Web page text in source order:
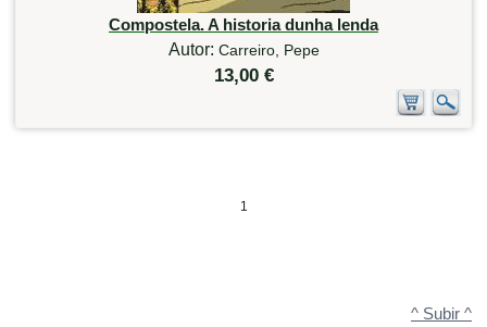
Compostela. A historia dunha lenda
Autor: Carreiro, Pepe
13,00 €
1
^ Subir ^